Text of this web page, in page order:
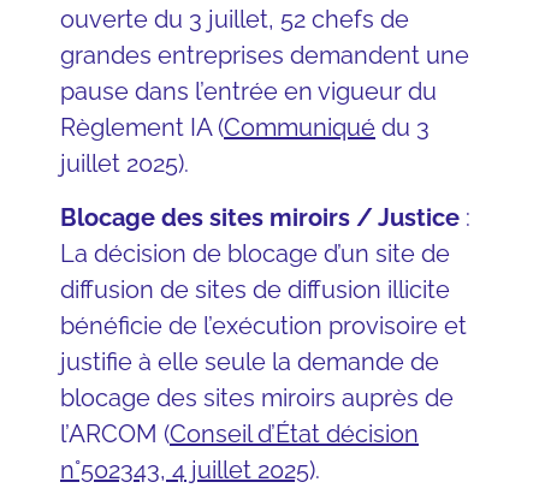
ouverte du 3 juillet, 52 chefs de
grandes entreprises demandent une
pause dans l’entrée en vigueur du
Règlement IA (Communiqué du 3
juillet 2025).
Blocage des sites miroirs / Justice :
La décision de blocage d’un site de
diffusion de sites de diffusion illicite
bénéficie de l’exécution provisoire et
justifie à elle seule la demande de
blocage des sites miroirs auprès de
l’ARCOM (Conseil d’État décision
n°502343, 4 juillet 2025).